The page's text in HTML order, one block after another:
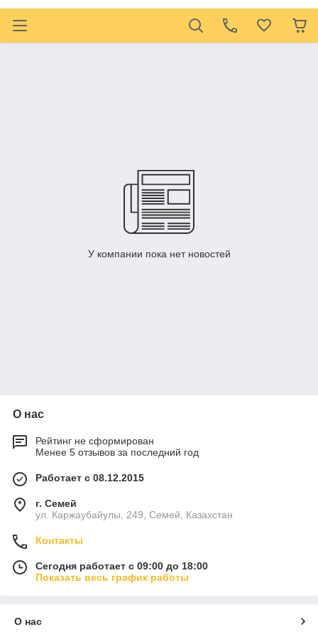
У компании пока нет новостей
О нас
Рейтинг не сформирован
Менее 5 отзывов за последний год
Работает с 08.12.2015
г. Семей
ул. Каржаубайулы, 249, Семей, Казахстан
Контакты
Сегодня работает с 09:00 до 18:00
Показать весь график работы
О нас